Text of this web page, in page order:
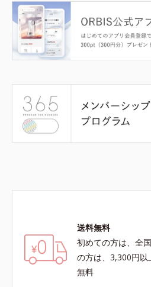
送料無料
初めての方は、全
の方は、3,300円
無料